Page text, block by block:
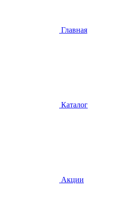
Главная
Каталог
Акции